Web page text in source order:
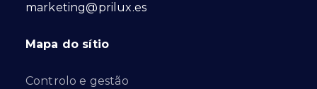
marketing@prilux.es
Mapa do sítio
Controlo e gestão